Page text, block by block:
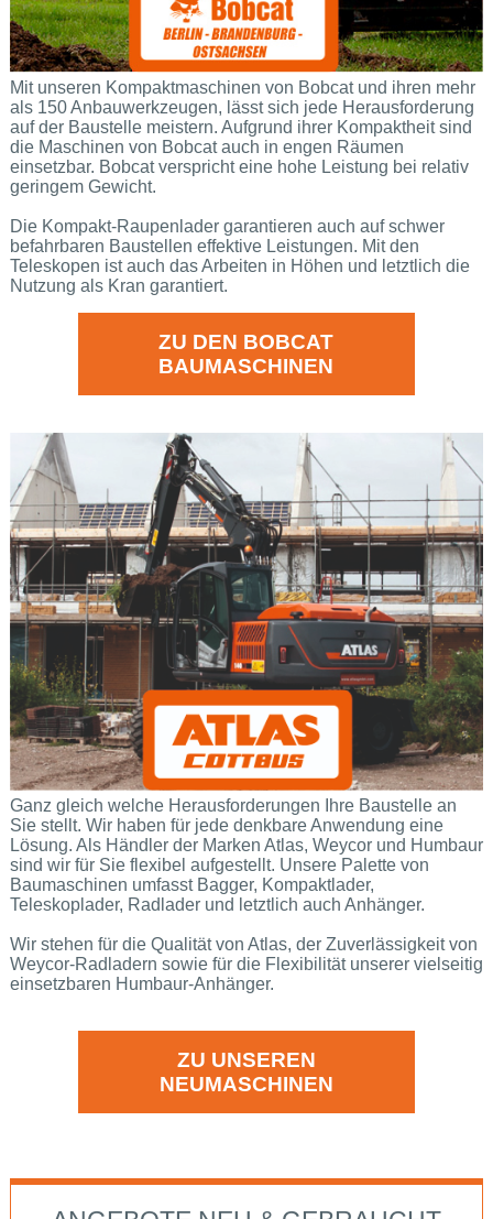
Mit unseren Kompaktmaschinen von Bobcat und ihren mehr
als 150 Anbauwerkzeugen, lässt sich jede Herausforderung
auf der Baustelle meistern. Aufgrund ihrer Kompaktheit sind
die Maschinen von Bobcat auch in engen Räumen
einsetzbar. Bobcat verspricht eine hohe Leistung bei relativ
geringem Gewicht.
Die Kompakt-Raupenlader garantieren auch auf schwer
befahrbaren Baustellen effektive Leistungen. Mit den
Teleskopen ist auch das Arbeiten in Höhen und letztlich die
Nutzung als Kran garantiert.
ZU DEN BOBCAT
BAUMASCHINEN
Ganz gleich welche Herausforderungen Ihre Baustelle an
Sie stellt. Wir haben für jede denkbare Anwendung eine
Lösung. Als Händler der Marken Atlas, Weycor und Humbaur
sind wir für Sie flexibel aufgestellt. Unsere Palette von
Baumaschinen umfasst Bagger, Kompaktlader,
Teleskoplader, Radlader und letztlich auch Anhänger.
Wir stehen für die Qualität von Atlas, der Zuverlässigkeit von
Weycor-Radladern sowie für die Flexibilität unserer vielseitig
einsetzbaren Humbaur-Anhänger.
ZU UNSEREN
NEUMASCHINEN